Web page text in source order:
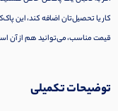
کار یا تحصیل‌تان اضافه کند، این
قیمت مناسب، می‌توانید هم از آن
توضیحات تکمیلی